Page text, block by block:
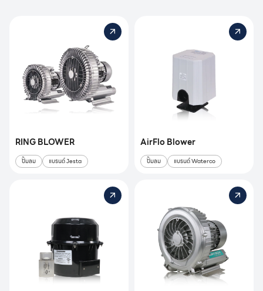
RING BLOWER
ปั๊มลม แบรนด์ Jesta
AirFlo Blower
ปั๊มลม แบรนด์ Waterco